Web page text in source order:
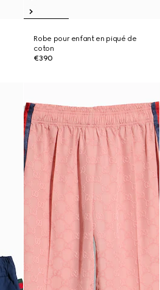
Robe pour enfant en piqué de
coton
€390